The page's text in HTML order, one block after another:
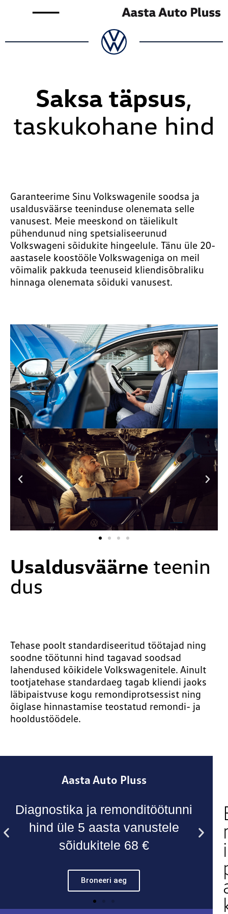
Saksa täpsus,
taskukohane hind
Garanteerime Sinu Volkswagenile soodsa ja
usaldusväärse teeninduse olenemata selle
vanusest. Meie meeskond on täielikult
pühendunud ning spetsialiseerunud
Volkswageni sõidukite hingeelule. Tänu üle 20-
aastasele koostööle Volkswageniga on meil
võimalik pakkuda teenuseid kliendisõbraliku
hinnaga olenemata sõiduki vanusest.
Usaldusväärne teenin
dus
Tehase poolt standardiseeritud töötajad ning
soodne töötunni hind tagavad soodsad
lahendused kõikidele Volkswagenitele. Ainult
tootjatehase standardaeg tagab kliendi jaoks
läbipaistvuse kogu remondiprotsessist ning
õiglase hinnastamise teostatud remondi- ja
hooldustöödele.
i
Aasta Auto Pluss
Diagnostika ja remonditöötunni
hind üle 5 aasta vanustele
sõidukitele 68 €
Broneeri aeg